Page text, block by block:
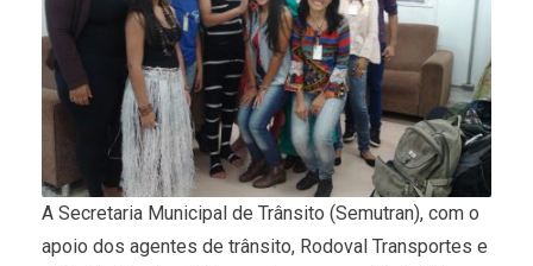
A Secretaria Municipal de Trânsito (Semutran), com o
apoio dos agentes de trânsito, Rodoval Transportes e